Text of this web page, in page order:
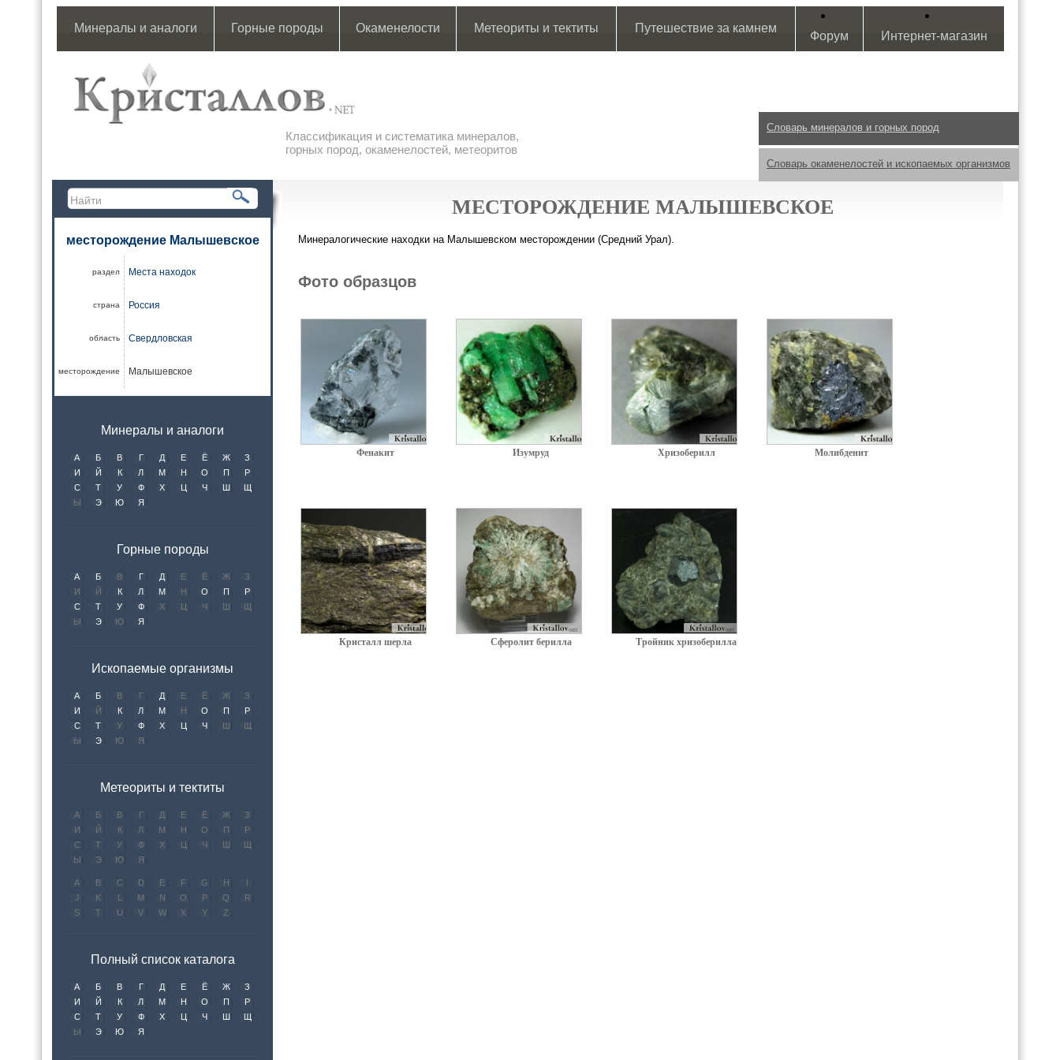
Минералы и аналоги Горные породы Окаменелости Метеориты и тектиты Путешествие за камнем
Форум Интернет-магазин
Классификация и систематика минералов,
горных пород, окаменелостей, метеоритов
Словарь минералов и горных пород
Словарь окаменелостей и ископаемых организмов
месторождение Малышевское
раздел Места находок
страна Россия
область Свердловская
месторождение Малышевское
Минералы и аналоги
А Б В Г Д Е Ё Ж
З
И
Й К Л М Н О П
Р
С
Т У Ф Х Ц Ч Ш
Щ
Ы
Э Ю Я
Горные породы
А Б В Г Д Е Ё Ж
З
И
Й К Л М Н О П
Р
С
Т У Ф Х Ц Ч Ш
Щ
Ы
Э Ю Я
Ископаемые организмы
А Б В Г Д Е Ё Ж
З
И
Й К Л М Н О П
Р
С
Т У Ф Х Ц Ч Ш
Щ
Ы
Э Ю Я
Метеориты и тектиты
А Б В Г Д Е Ё Ж
З
И
Й К Л М Н О П
Р
С
Т У Ф Х Ц Ч Ш
Щ
Ы
Э Ю Я
A B C D E F G H
I
J
K L M N O P Q
R
S
T U V W X Y Z
Полный список каталога
А Б В Г Д Е Ё Ж
З
И
Й К Л М Н О П
Р
С
Т У Ф Х Ц Ч Ш
Щ
Ы
Э Ю Я
МЕСТОРОЖДЕНИЕ МАЛЫШЕВСКОЕ
Минералогические находки на Малышевском месторождении (Средний Урал).
Фото образцов
Фенакит Изумруд Хризоберилл Молибденит
Кристалл шерла Сферолит берилла Тройник хризоберилла